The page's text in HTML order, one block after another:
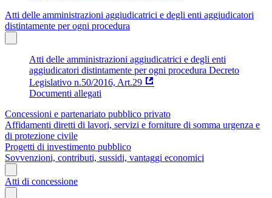
Atti delle amministrazioni aggiudicatrici e degli enti aggiudicatori
distintamente per ogni procedura
Atti delle amministrazioni aggiudicatrici e degli enti
aggiudicatori distintamente per ogni procedura Decreto
Legislativo n.50/2016, Art.29
Documenti allegati
Concessioni e partenariato pubblico privato
Affidamenti diretti di lavori, servizi e forniture di somma urgenza e
di protezione civile
Progetti di investimento pubblico
Sovvenzioni, contributi, sussidi, vantaggi economici
Atti di concessione